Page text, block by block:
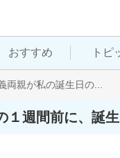
おすすめ トピ
両親が私の誕生日の...
１週間前に、誕